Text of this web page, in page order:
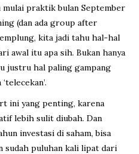
mulai praktik bulan September
(dan ada group after
kita jadi tahu hal-hal
awal itu apa sih. Bukan hanya
justru hal paling gampang
ini yang penting, karena
lebih sulit diubah. Dan
investasi di saham, bisa
sudah puluhan kali lipat dari